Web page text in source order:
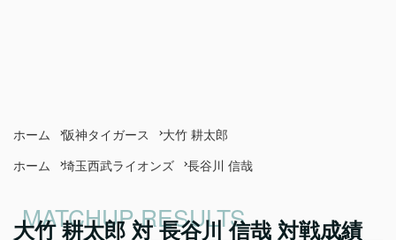
ホーム 阪神タイガース
大竹 耕太郎
ホーム
埼玉西武ライオンズ 長谷川 信哉
大竹 耕太郎 対 長谷川 信哉 対戦成績